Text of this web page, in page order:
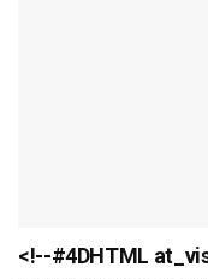
<!--#4DHTML